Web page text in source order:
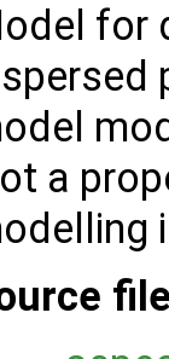
for
a